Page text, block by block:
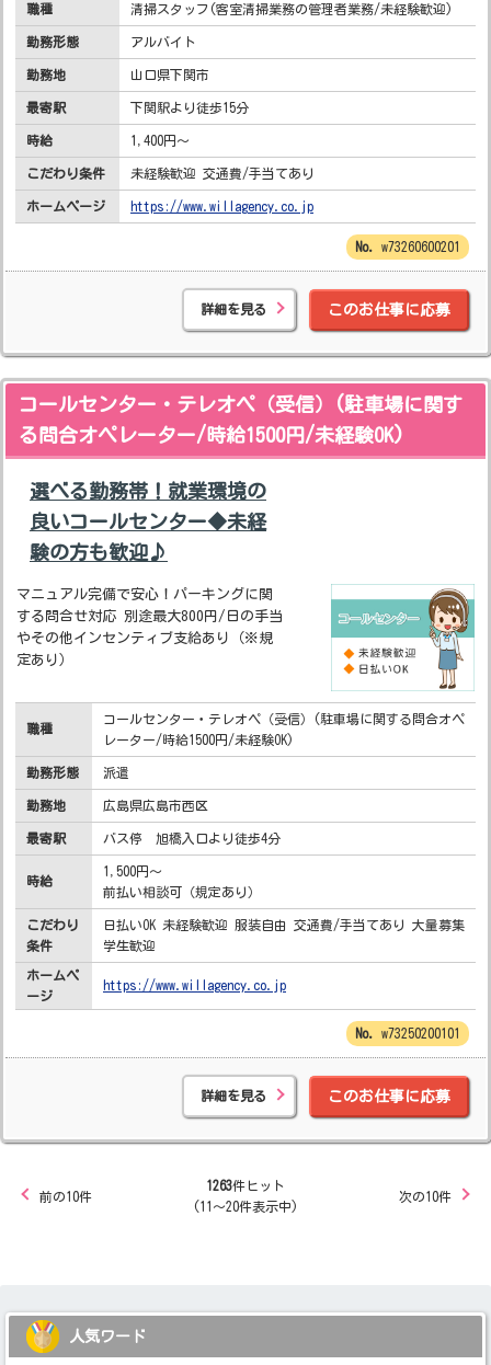
職種 清掃スタッフ(客室清掃業務の管理者業務/未経験歓迎)
勤務形態 アルバイト
勤務地 山口県下関市
最寄駅 下関駅より徒歩15分
時給 1,400円～
こだわり条件 未経験歓迎 交通費/手当てあり
ホームページ https://www.willagency.co.jp
w73260600201
詳細を見る このお仕事に応募
コールセンター・テレオペ（受信）(駐車場に関す
る問合オペレーター/時給1500円/未経験OK)
選べる勤務帯！就業環境の
良いコールセンター◆未経
験の方も歓迎♪
マニュアル完備で安心！パーキングに関
する問合せ対応 別途最大800円/日の手当
やその他インセンティブ支給あり（※規
定あり）
職種
コールセンター・テレオペ（受信）(駐車場に関する問合オペ
レーター/時給1500円/未経験OK)
勤務形態 派遣
勤務地 広島県広島市西区
最寄駅 バス停 旭橋入口より徒歩4分
時給
1,500円～
前払い相談可（規定あり）
こだわり
条件
日払いOK 未経験歓迎 服装自由 交通費/手当てあり 大量募集
学生歓迎
ホームペ
ージ
https://www.willagency.co.jp
w73250200101
詳細を見る このお仕事に応募
前の10件
1263件ヒット
(11～20件表示中)
次の10件
人気ワード